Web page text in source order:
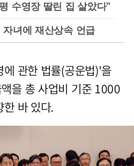
수영장 딸린 집 살았다"
녀에 재산상속 언급
관한 법률(공운법)'을
을 총 사업비 기준 1000
바 있다.